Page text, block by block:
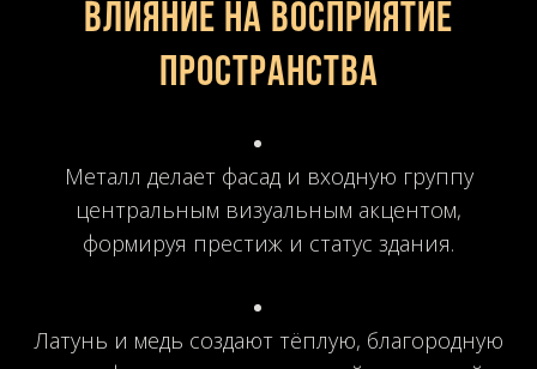
Влияние на восприятие
пространства
Металл делает фасад и входную группу
центральным визуальным акцентом,
формируя престиж и статус здания.
Латунь и медь создают тёплую, благородную